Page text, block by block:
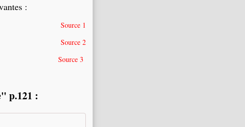
:
Source 1
Source 2
Source 3
p.121 :